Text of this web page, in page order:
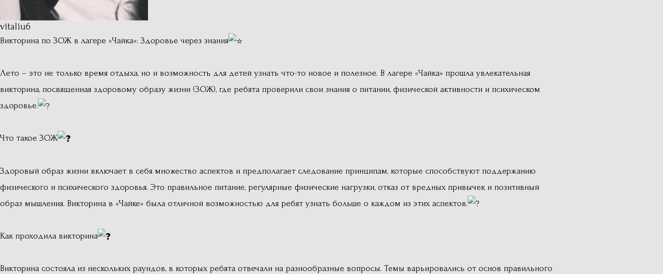
vitaliu6
Викторина по ЗОЖ в лагере «Чайка»: Здоровье через знания
Лето – это не только время отдыха, но и возможность для детей узнать что-то новое и полезное. В лагере «Чайка» прошла увлекательная
викторина, посвященная здоровому образу жизни (ЗОЖ), где ребята проверили свои знания о питании, физической активности и психическом
здоровье.
Что такое ЗОЖ
Здоровый образ жизни включает в себя множество аспектов и предполагает следование принципам, которые способствуют поддержанию
физического и психического здоровья. Это правильное питание, регулярные физические нагрузки, отказ от вредных привычек и позитивный
образ мышления. Викторина в «Чайке» была отличной возможностью для ребят узнать больше о каждом из этих аспектов.
Как проходила викторина
Викторина состояла из нескольких раундов, в которых ребята отвечали на разнообразные вопросы. Темы варьировались от основ правильного